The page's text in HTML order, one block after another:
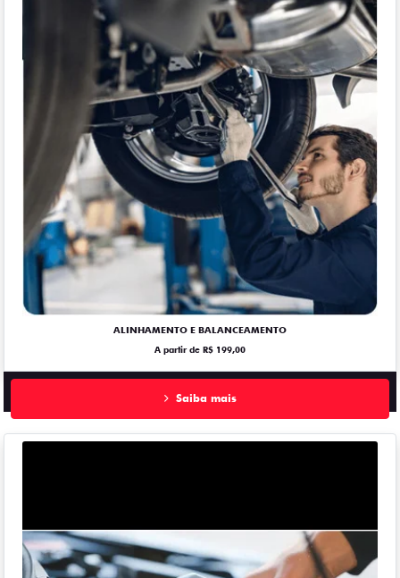
ALINHAMENTO E BALANCEAMENTO
A partir de R$ 199,00
Saiba mais